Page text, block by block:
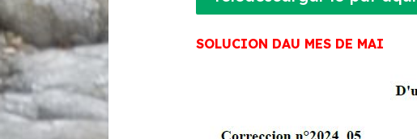
SOLUCION DAU MES DE MAI